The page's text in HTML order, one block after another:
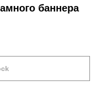
баннера